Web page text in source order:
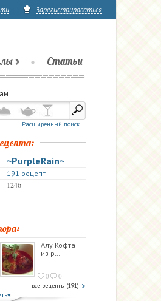
Зарегистрироваться
Статьи
Расширенный поиск
~PurpleRain~
191 рецепт
1246
Алу Кофта
из р…
0 0
все рецепты (191)